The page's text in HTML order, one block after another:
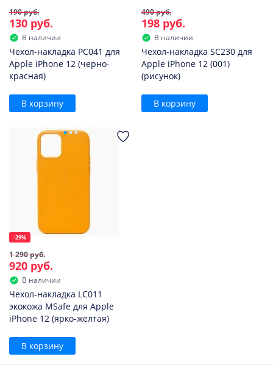
190 руб.
130 руб.
В наличии
Чехол-накладка PC041 для
Apple iPhone 12 (черно-
красная)
В корзину
490 руб.
198 руб.
В наличии
Чехол-накладка SC230 для
Apple iPhone 12 (001)
(рисунок)
В корзину
-29%
1 290 руб.
920 руб.
В наличии
Чехол-накладка LC011
экокожа MSafe для Apple
iPhone 12 (ярко-желтая)
В корзину